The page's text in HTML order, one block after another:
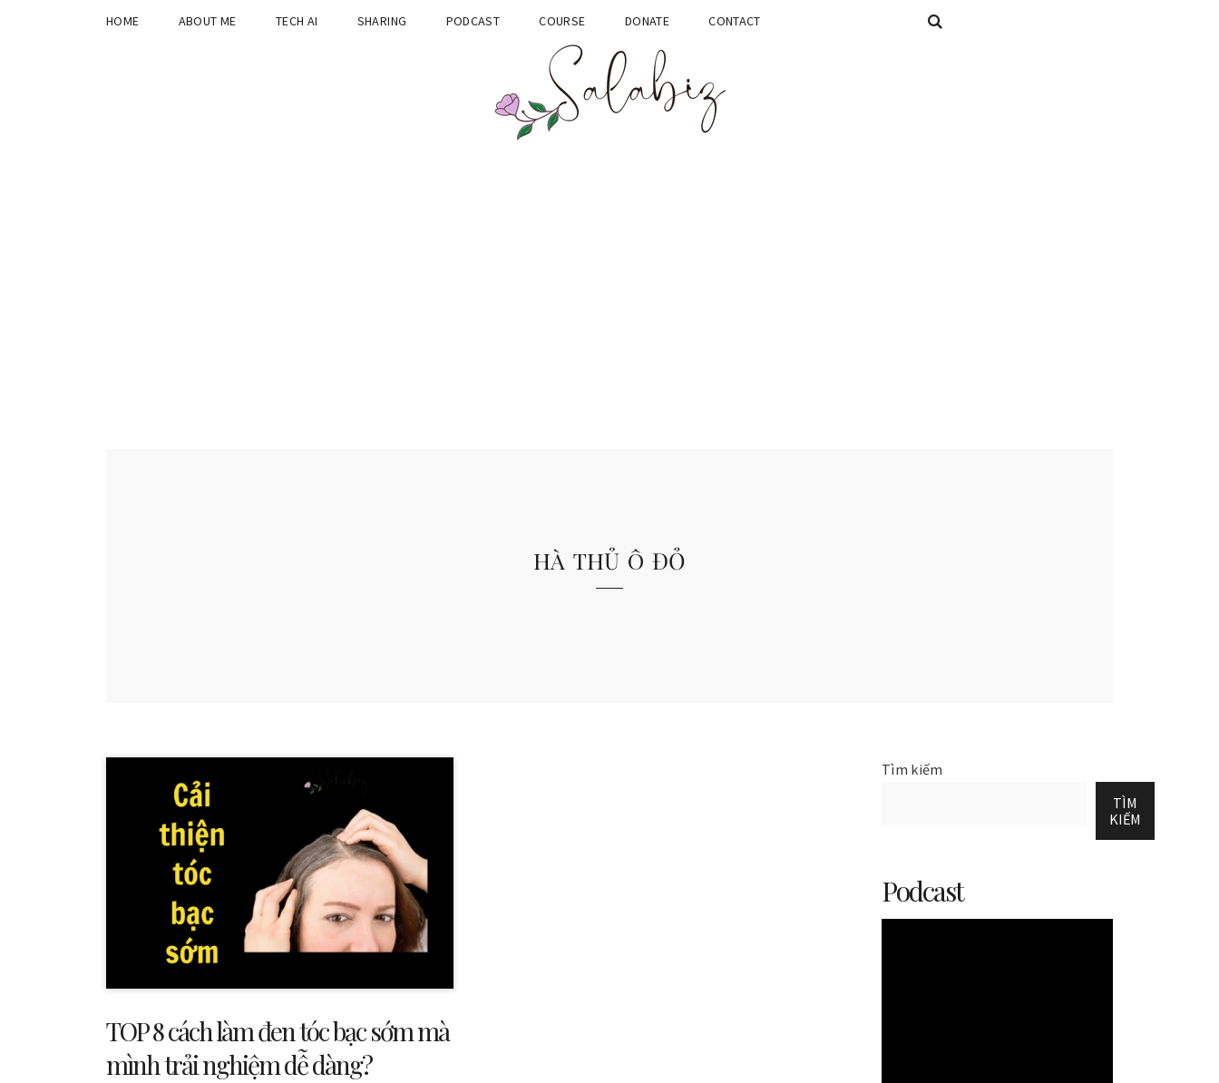
HOME ABOUT ME TECH AI SHARING PODCAST COURSE DONATE CONTACT
hà thủ ô đỏ
TOP 8 cách làm đen tóc bạc sớm mà
mình trải nghiệm dễ dàng?
Tìm kiếm
TÌM
KIẾM
Podcast